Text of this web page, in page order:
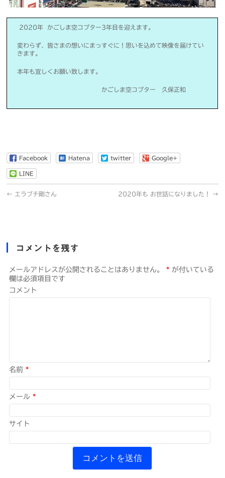
2020年 かごしま空コプター3年目を迎えます。
変わらず、皆さまの想いにまっすぐに！思いを込めて映像を届けてい
きます。
本年も宜しくお願い致します。
かごしま空コプター 久保正和
Facebook Hatena twitter Google+
LINE
← エラブチ剛さん 2020年も お世話になりました！ →
コメントを残す
メールアドレスが公開されることはありません。 * が付いている
欄は必須項目です
コメント
名前*
メール*
サイト